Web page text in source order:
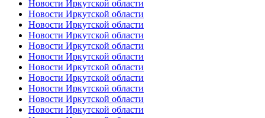
Новости Иркутской области
Новости Иркутской области
Новости Иркутской области
Новости Иркутской области
Новости Иркутской области
Новости Иркутской области
Новости Иркутской области
Новости Иркутской области
Новости Иркутской области
Новости Иркутской области
Новости Иркутской области